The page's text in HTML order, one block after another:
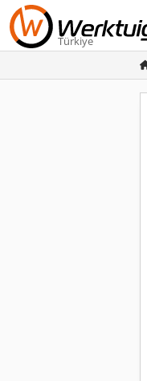
Türkiye